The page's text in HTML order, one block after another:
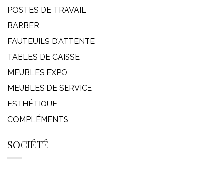
POSTES DE TRAVAIL
BARBER
FAUTEUILS D’ATTENTE
TABLES DE CAISSE
MEUBLES EXPO
MEUBLES DE SERVICE
ESTHÉTIQUE
COMPLÉMENTS
SOCIÉTÉ